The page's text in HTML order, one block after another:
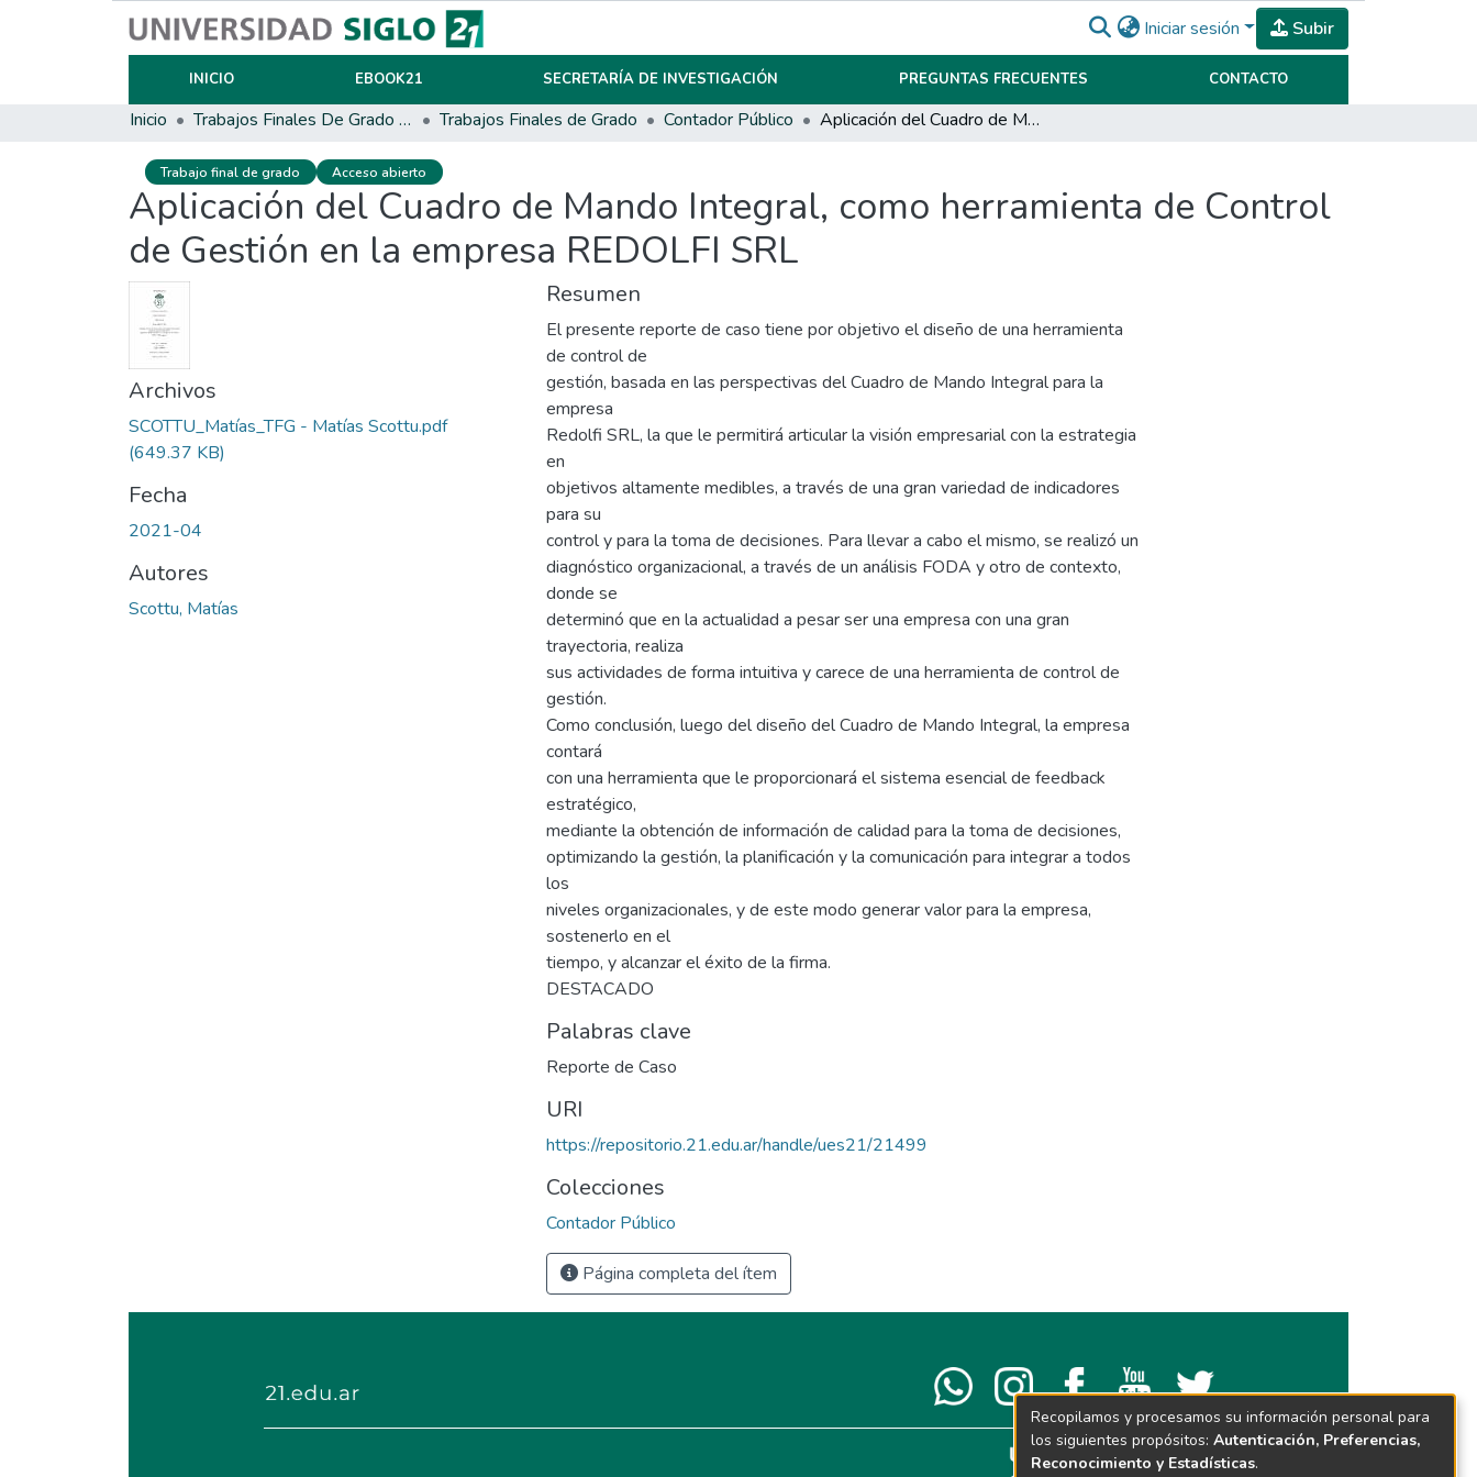
Iniciar sesión Subir
INICIO EBOOK21 SECRETARÍA DE INVESTIGACIÓN PREGUNTAS FRECUENTES CONTACTO
Inicio Trabajos Finales De Grado Y Posgrado Trabajos Finales de Grado Contador Público Aplicación del Cuadro de Mando Integral, como herramienta de Control de Gestión en la empresa REDOLFI SRL
Trabajo final de grado Acceso abierto
Aplicación del Cuadro de Mando Integral, como herramienta de Control
de Gestión en la empresa REDOLFI SRL
Archivos
SCOTTU_Matías_TFG - Matías Scottu.pdf
(649.37 KB)
Fecha
2021-04
Autores
Scottu, Matías
Resumen
El presente reporte de caso tiene por objetivo el diseño de una herramienta
de control de
gestión, basada en las perspectivas del Cuadro de Mando Integral para la
empresa
Redolfi SRL, la que le permitirá articular la visión empresarial con la estrategia
en
objetivos altamente medibles, a través de una gran variedad de indicadores
para su
control y para la toma de decisiones. Para llevar a cabo el mismo, se realizó un
diagnóstico organizacional, a través de un análisis FODA y otro de contexto,
donde se
determinó que en la actualidad a pesar ser una empresa con una gran
trayectoria, realiza
sus actividades de forma intuitiva y carece de una herramienta de control de
gestión.
Como conclusión, luego del diseño del Cuadro de Mando Integral, la empresa
contará
con una herramienta que le proporcionará el sistema esencial de feedback
estratégico,
mediante la obtención de información de calidad para la toma de decisiones,
optimizando la gestión, la planificación y la comunicación para integrar a todos
los
niveles organizacionales, y de este modo generar valor para la empresa,
sostenerlo en el
tiempo, y alcanzar el éxito de la firma.
DESTACADO
Palabras clave
Reporte de Caso
URI
https://repositorio.21.edu.ar/handle/ues21/21499
Colecciones
Contador Público
Página completa del ítem
Recopilamos y procesamos su información personal para
los siguientes propósitos: Autenticación, Preferencias,
Reconocimiento y Estadísticas.